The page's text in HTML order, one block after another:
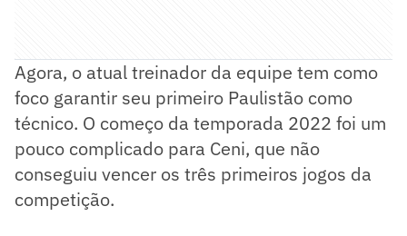
Agora, o atual treinador da equipe tem como
foco garantir seu primeiro Paulistão como
técnico. O começo da temporada 2022 foi um
pouco complicado para Ceni, que não
conseguiu vencer os três primeiros jogos da
competição.